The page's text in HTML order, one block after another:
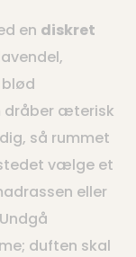
en diskret
dråber æterisk
så rummet
vælge et
eller
duften skal